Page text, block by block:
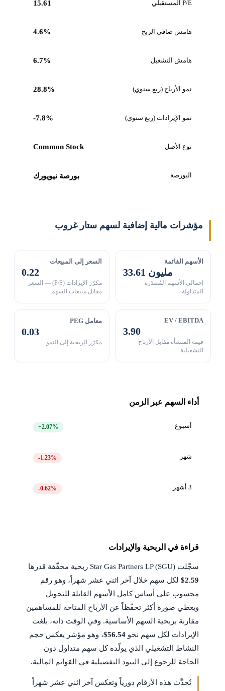
P/E المستقبلي 15.61
هامش صافي الربح 4.6%
هامش التشغيل 6.7%
نمو الأرباح (ربع سنوي) 28.8%
نمو الإيرادات (ربع سنوي) -7.8%
نوع الأصل Common Stock
البورصة بورصة نيويورك
مؤشرات مالية إضافية لسهم ستار غروب
الأسهم القائمة
33.61 مليون
إجمالي الأسهم المُصدَرة
المتداولة
السعر إلى المبيعات
0.22
مكرّر الإيرادات (P/S) — السعر
مقابل مبيعات السهم
EV / EBITDA
3.90
قيمة المنشأة مقابل الأرباح
التشغيلية
معامل PEG
0.03
مكرّر الربحية إلى النمو
أداء السهم عبر الزمن
أسبوع +2.07%
شهر -1.23%
3 أشهر -0.62%
قراءة في الربحية والإيرادات
سجّلت Star Gas Partners LP (SGU) ربحية مخفّفة قدرها
$2.59لكل سهم خلال آخر اثني عشر شهراً، وهو رقم
محسوب على أساس كامل الأسهم القابلة للتحويل
ويعطي صورة أكثر تحفّظاً عن الأرباح المتاحة للمساهمين
مقارنة بربحية السهم الأساسية. وفي الوقت ذاته، بلغت
الإيرادات لكل سهم نحو $56.54، وهو مؤشر يعكس حجم
النشاط التشغيلي الذي يولّده كل سهم متداول دون
الحاجة للرجوع إلى البنود التفصيلية في القوائم المالية.
تُحدَّث هذه الأرقام دورياً وتعكس آخر اثني عشر شهراً